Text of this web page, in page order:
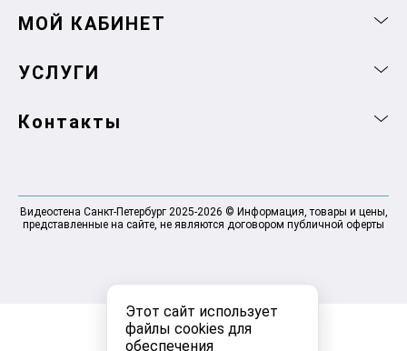
Этот сайт использует
файлы cookies для
обеспечения
МОЙ КАБИНЕТ
УСЛУГИ
Контакты
Видеостена Санкт-Петербург 2025-2026 © Информация, товары и цены,
представленные на сайте, не являются договором публичной оферты